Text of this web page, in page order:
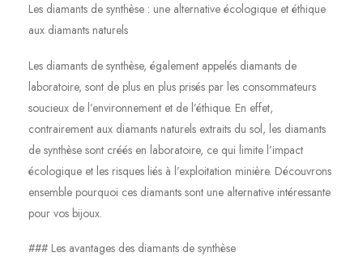
Les diamants de synthèse : une alternative écologique et éthique
aux diamants naturels
Les diamants de synthèse, également appelés diamants de
laboratoire, sont de plus en plus prisés par les consommateurs
soucieux de l’environnement et de l’éthique. En effet,
contrairement aux diamants naturels extraits du sol, les diamants
de synthèse sont créés en laboratoire, ce qui limite l’impact
écologique et les risques liés à l’exploitation minière. Découvrons
ensemble pourquoi ces diamants sont une alternative intéressante
pour vos bijoux.
### Les avantages des diamants de synthèse